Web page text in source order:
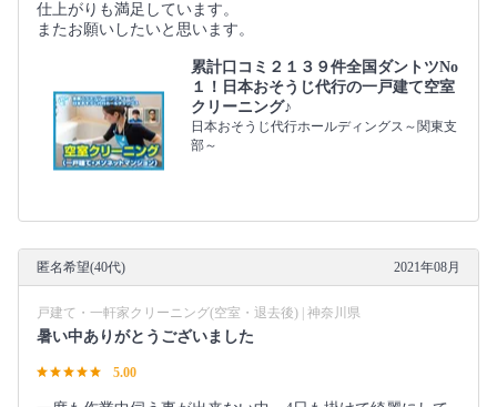
仕上がりも満足しています。
またお願いしたいと思います。
累計口コミ２１３９件全国ダントツNo
１！日本おそうじ代行の一戸建て空室
クリーニング♪
日本おそうじ代行ホールディングス～関東支
部～
匿名希望(40代) 2021年08月
戸建て・一軒家クリーニング(空室・退去後) | 神奈川県
暑い中ありがとうございました
5.00